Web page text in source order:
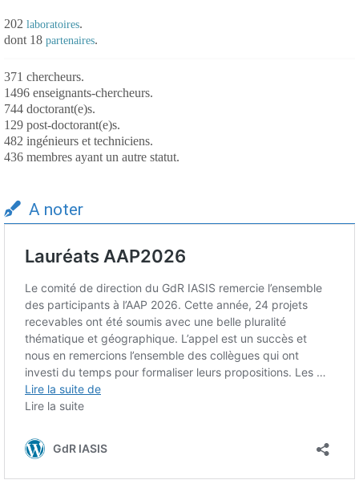
202 laboratoires.
dont 18 partenaires.
371 chercheurs.
1496 enseignants-chercheurs.
744 doctorant(e)s.
129 post-doctorant(e)s.
482 ingénieurs et techniciens.
436 membres ayant un autre statut.
A noter